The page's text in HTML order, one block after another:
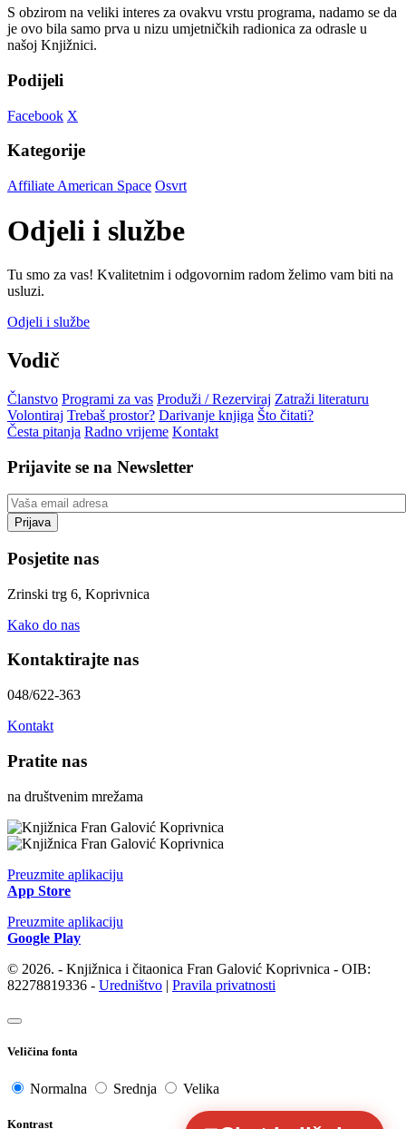
S obzirom na veliki interes za ovakvu vrstu programa, nadamo se da
je ovo bila samo prva u nizu umjetničkih radionica za odrasle u
našoj Knjižnici.
Podijeli
Facebook X
Kategorije
Affiliate American Space Osvrt
Odjeli i službe
Tu smo za vas! Kvalitetnim i odgovornim radom želimo vam biti na
usluzi.
Odjeli i službe
Vodič
Članstvo Programi za vas Produži / Rezerviraj Zatraži literaturu
Volontiraj Trebaš prostor? Darivanje knjiga Što čitati?
Česta pitanja Radno vrijeme Kontakt
Prijavite se na Newsletter
Posjetite nas
Zrinski trg 6, Koprivnica
Kako do nas
Kontaktirajte nas
048/622-363
Kontakt
Pratite nas
na društvenim mrežama
Preuzmite aplikaciju
App Store
Preuzmite aplikaciju
Google Play
© 2026. - Knjižnica i čitaonica Fran Galović Koprivnica - OIB:
82278819336 - Uredništvo | Pravila privatnosti
Veličina fonta
Normalna Srednja Velika
Kontrast